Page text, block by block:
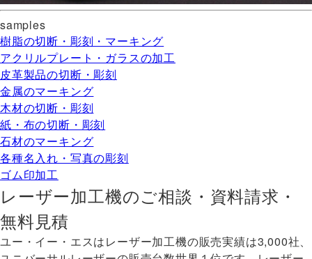
samples
樹脂の切断・彫刻・マーキング
アクリルプレート・ガラスの加工
皮革製品の切断・彫刻
金属のマーキング
木材の切断・彫刻
紙・布の切断・彫刻
石材のマーキング
各種名入れ・写真の彫刻
ゴム印加工
レーザー加工機のご相談・資料請求・
無料見積
ユー・イー・エスはレーザー加工機の販売実績は3,000社、